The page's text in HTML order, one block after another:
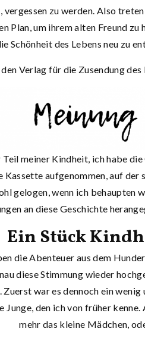
zu werden. Also
Plan, um ihrem alten Freund
Schönheit des Lebens neu zu
Verlag für die Zusendung
meiner Kindheit, ich habe
Kassette aufgenommen, auf der
gelogen, wenn ich behaupten
an diese Geschichte
Ein Stück
die Abenteuer aus dem
diese Stimmung wieder
Zuerst war es dennoch ein
Junge, den ich von früher
mehr das kleine Mädchen,